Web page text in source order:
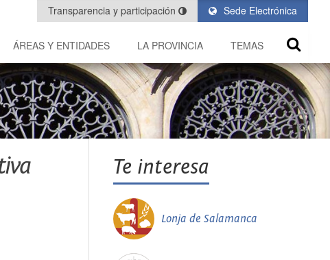
Sede Electrónica
Transparencia y participación
ÁREAS Y ENTIDADES LA PROVINCIA TEMAS
Te interesa
Lonja de Salamanca